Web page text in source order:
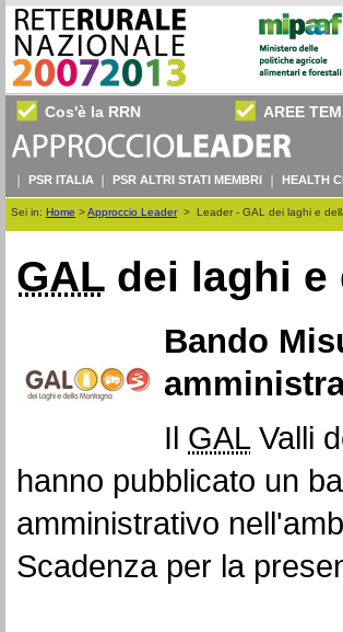
Cos'è la RRN AREE
PSR ITALIA PSR ALTRI STATI MEMBRI HEALTH
Sei in: Home >Approccio Leader> Leader - GAL dei laghi e
GAL dei laghi e
Bando
Il GALValli
hanno pubblicato un
amministrativo
Scadenza per la